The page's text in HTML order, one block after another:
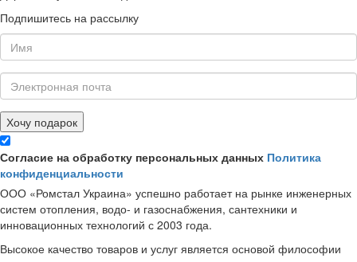
Подпишитесь на рассылку
Хочу подарок
Согласие на обработку персональных данных Политика
конфиденциальности
ООО «Ромстал Украина» успешно работает на рынке инженерных
систем отопления, водо- и газоснабжения, сантехники и
инновационных технологий с 2003 года.
Высокое качество товаров и услуг является основой философии